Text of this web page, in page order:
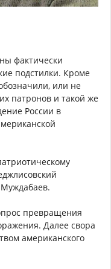
фактически
подстилки. Кроме
или не
патронов и такой же
России в
превращения
Далее свора
американского